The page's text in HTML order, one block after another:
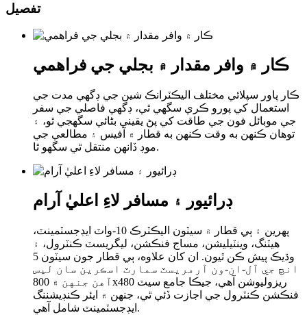
تفصيل
ڪار ۾ وافر مقدار ۾ بجلي جي فراهمي
ڪار پاور سپلائي مختلف اليڪٽرانڪ شين جي ڊگهي مدت جي
استعمال کي پورو ڪري سگهي ٿي، ڊگهي فاصلي جي سفر
جي موبائل فون جي طاقت کي پڻ يقيني بڻائي سگهجي ٿو، ۽
توهان ڪنهن به وقت ڪنهن به قطار ۾ آفيس ۽ مطالعي جي
موڊ ڏانهن منتقل ٿي سگهو ٿا.
ڊرائيور ۽ مسافر لاءِ اعليٰ آرام
پهرين ۽ ٻي قطار ۾ سيٽون اليڪٽرڪ 10-واٽ ايڊجسٽمينٽ،
هيٽنگ، وينٽيليشن، مساج فنڪشن، ليگريسٽ ڪنٽرول، ۽
وڌيڪ پيش ڪن ٿيون. ان کان علاوه، ٻي قطار جون سيٽون 5
انچ جي آل-ان-ون آرمريسٽ سمارٽ اسڪرين سان ليس
آهن جنهن ۾ 800x480 ريزوليوشن آهي، جيڪا جامع سيٽ
فنڪشن ڪنٽرول جي اجازت ڏئي ٿي، جنهن ۾ ايئر ڪنڊيشننگ
ايڊجسٽمينٽ شامل آهي.